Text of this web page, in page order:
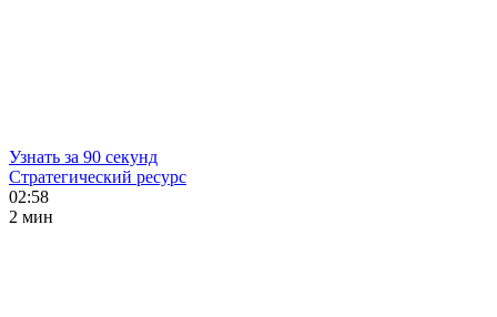
Узнать за 90 секунд
Стратегический ресурс
02:58
2 мин